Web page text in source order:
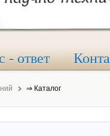
- ответ
⇒ Каталог